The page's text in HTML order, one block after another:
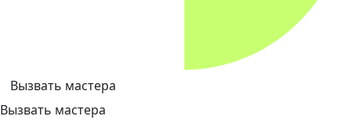
Вызвать мастера
Вызвать мастера